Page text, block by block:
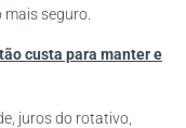
seguro.
custa para manter e
juros do rotativo,